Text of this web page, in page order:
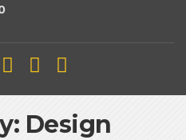
Design